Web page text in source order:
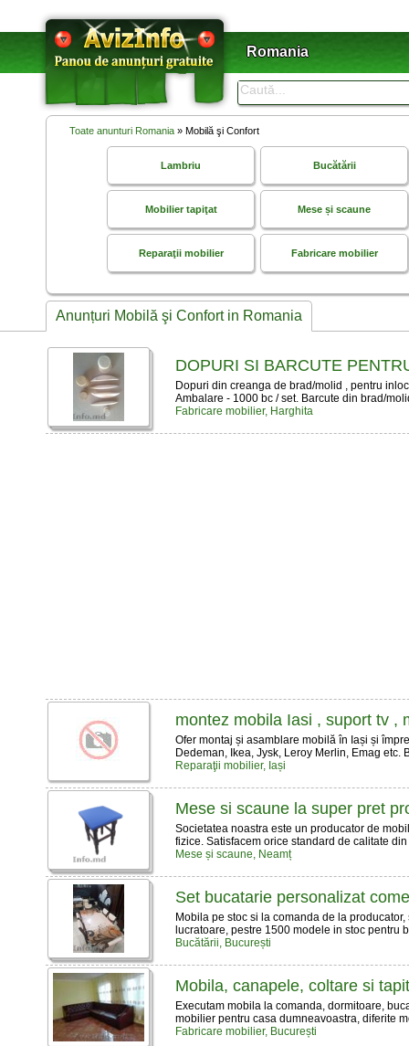
Romania
Toate anunturi Romania » Mobilă şi Confort
Lambriu Bucătării
Mobilier tapiţat Mese și scaune
Reparaţii mobilier Fabricare mobilier
Anunțuri Mobilă şi Confort in Romania
DOPURI SI BARCUTE
Dopuri din creanga de brad/molid , pentru
Ambalare - 1000 bc / set. Barcute din brad/
Fabricare mobilier, Harghita
montez mobila Iasi , suport tv ,
Ofer montaj și asamblare mobilă în Iași și
Dedeman, Ikea, Jysk, Leroy Merlin, Emag etc.
Reparaţii mobilier, Iași
Mese si scaune la super pret
Societatea noastra este un producator de
fizice. Satisfacem orice standard de calitate
Mese și scaune, Neamț
Set bucatarie personalizat
Mobila pe stoc si la comanda de la
lucratoare, pestre 1500 modele in stoc pentru
Bucătării, București
Mobila, canapele, coltare si
Executam mobila la comanda, dormitoare,
mobilier pentru casa dumneavoastra, diferite
Fabricare mobilier, București